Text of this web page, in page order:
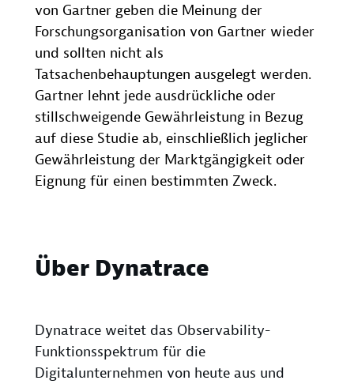
von Gartner geben die Meinung der
Forschungsorganisation von Gartner wieder
und sollten nicht als
Tatsachenbehauptungen ausgelegt werden.
Gartner lehnt jede ausdrückliche oder
stillschweigende Gewährleistung in Bezug
auf diese Studie ab, einschließlich jeglicher
Gewährleistung der Marktgängigkeit oder
Eignung für einen bestimmten Zweck.
Über Dynatrace
Dynatrace weitet das Observability-
Funktionsspektrum für die
Digitalunternehmen von heute aus und